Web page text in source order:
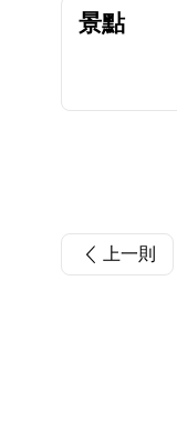
景點
上一則